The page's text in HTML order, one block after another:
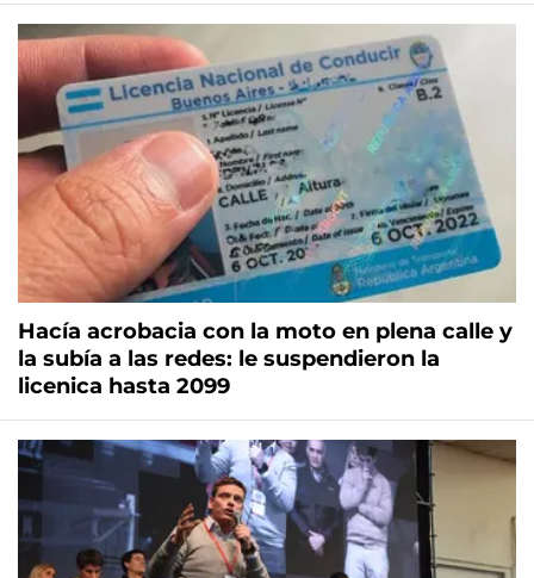
Hacía acrobacia con la moto en plena calle y
la subía a las redes: le suspendieron la
licenica hasta 2099